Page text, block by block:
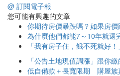
@ 訂閱電子報
您可能有興趣的文章
你期待房價暴跌嗎？如果房
為什麼他們都能7～10年就還
「我有房子住，餓不死就好
「公告土地現值調漲」跟你
低自備款＋長寬限期 購屋族